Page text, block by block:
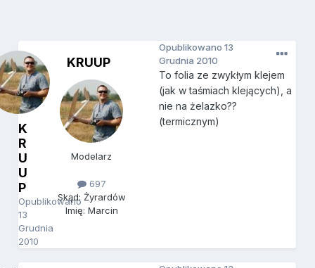
K
R
U
U
P
Opublikowano
13
Grudnia
2010
KRUUP
Modelarz
697
Skąd: Żyrardów
Imię: Marcin
Opublikowano13
Grudnia 2010
To folia ze zwykłym klejem
(jak w taśmiach klejących), a
nie na żelazko??
(termicznym)